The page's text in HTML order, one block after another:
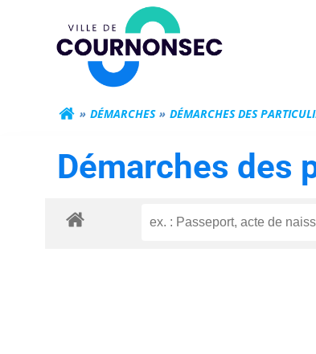
Mairie de
DÉMARCHES DÉMARCHES DES
Démarches des